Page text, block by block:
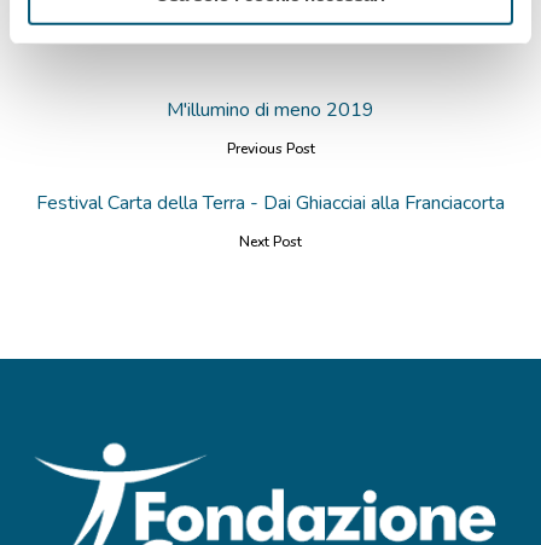
M'illumino di meno 2019
Previous Post
Festival Carta della Terra - Dai Ghiacciai alla Franciacorta
Next Post